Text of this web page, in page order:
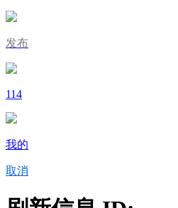
发布
114
我的
取消